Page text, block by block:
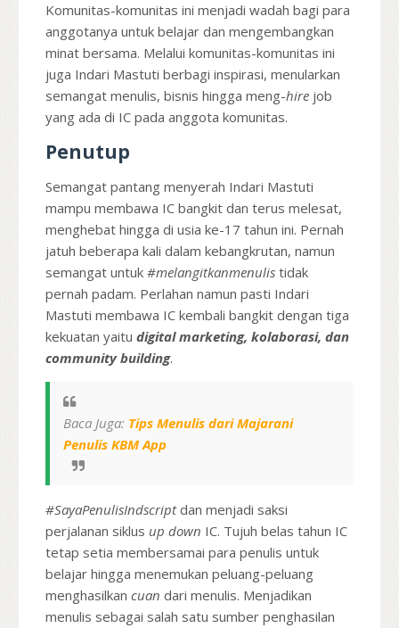
Komunitas-komunitas ini menjadi wadah bagi para
anggotanya untuk belajar dan mengembangkan
minat bersama. Melalui komunitas-komunitas ini
juga Indari Mastuti berbagi inspirasi, menularkan
semangat menulis, bisnis hingga meng-hire job
yang ada di IC pada anggota komunitas.
Penutup
Semangat pantang menyerah Indari Mastuti
mampu membawa IC bangkit dan terus melesat,
menghebat hingga di usia ke-17 tahun ini. Pernah
jatuh beberapa kali dalam kebangkrutan, namun
semangat untuk #melangitkanmenulis tidak
pernah padam. Perlahan namun pasti Indari
Mastuti membawa IC kembali bangkit dengan tiga
kekuatan yaitu digital marketing, kolaborasi, dan
community building.
Baca Juga: Tips Menulis dari Majarani
Penulis KBM App
#SayaPenulisIndscriptdan menjadi saksi
perjalanan siklus up down IC. Tujuh belas tahun IC
tetap setia membersamai para penulis untuk
belajar hingga menemukan peluang-peluang
menghasilkan cuan dari menulis. Menjadikan
menulis sebagai salah satu sumber penghasilan